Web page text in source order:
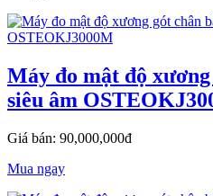
Máy đo mật độ
siêu âm
Giá bán: 90,000,000đ
Mua ngay